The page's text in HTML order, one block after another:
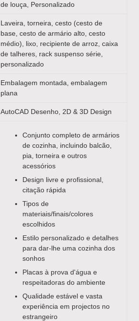
de louça, Personalizado
Laveira, torneira, cesto (cesto de
base, cesto de armário alto, cesto
médio), lixo, recipiente de arroz, caixa
de talheres, rack suspenso série,
personalizado
Embalagem montada, embalagem
plana
AutoCAD Desenho, 2D & 3D Design
Conjunto completo de armários
de cozinha, incluindo balcão,
pia, torneira e outros
acessórios
Design livre e profissional,
citação rápida
Tipos de
materiais/finais/colores
escolhidos
Estilo personalizado e detalhes
para dar-lhe uma cozinha dos
sonhos
Placas à prova d'água e
respeitadoras do ambiente
Qualidade estável e vasta
experiência em projectos no
estrangeiro